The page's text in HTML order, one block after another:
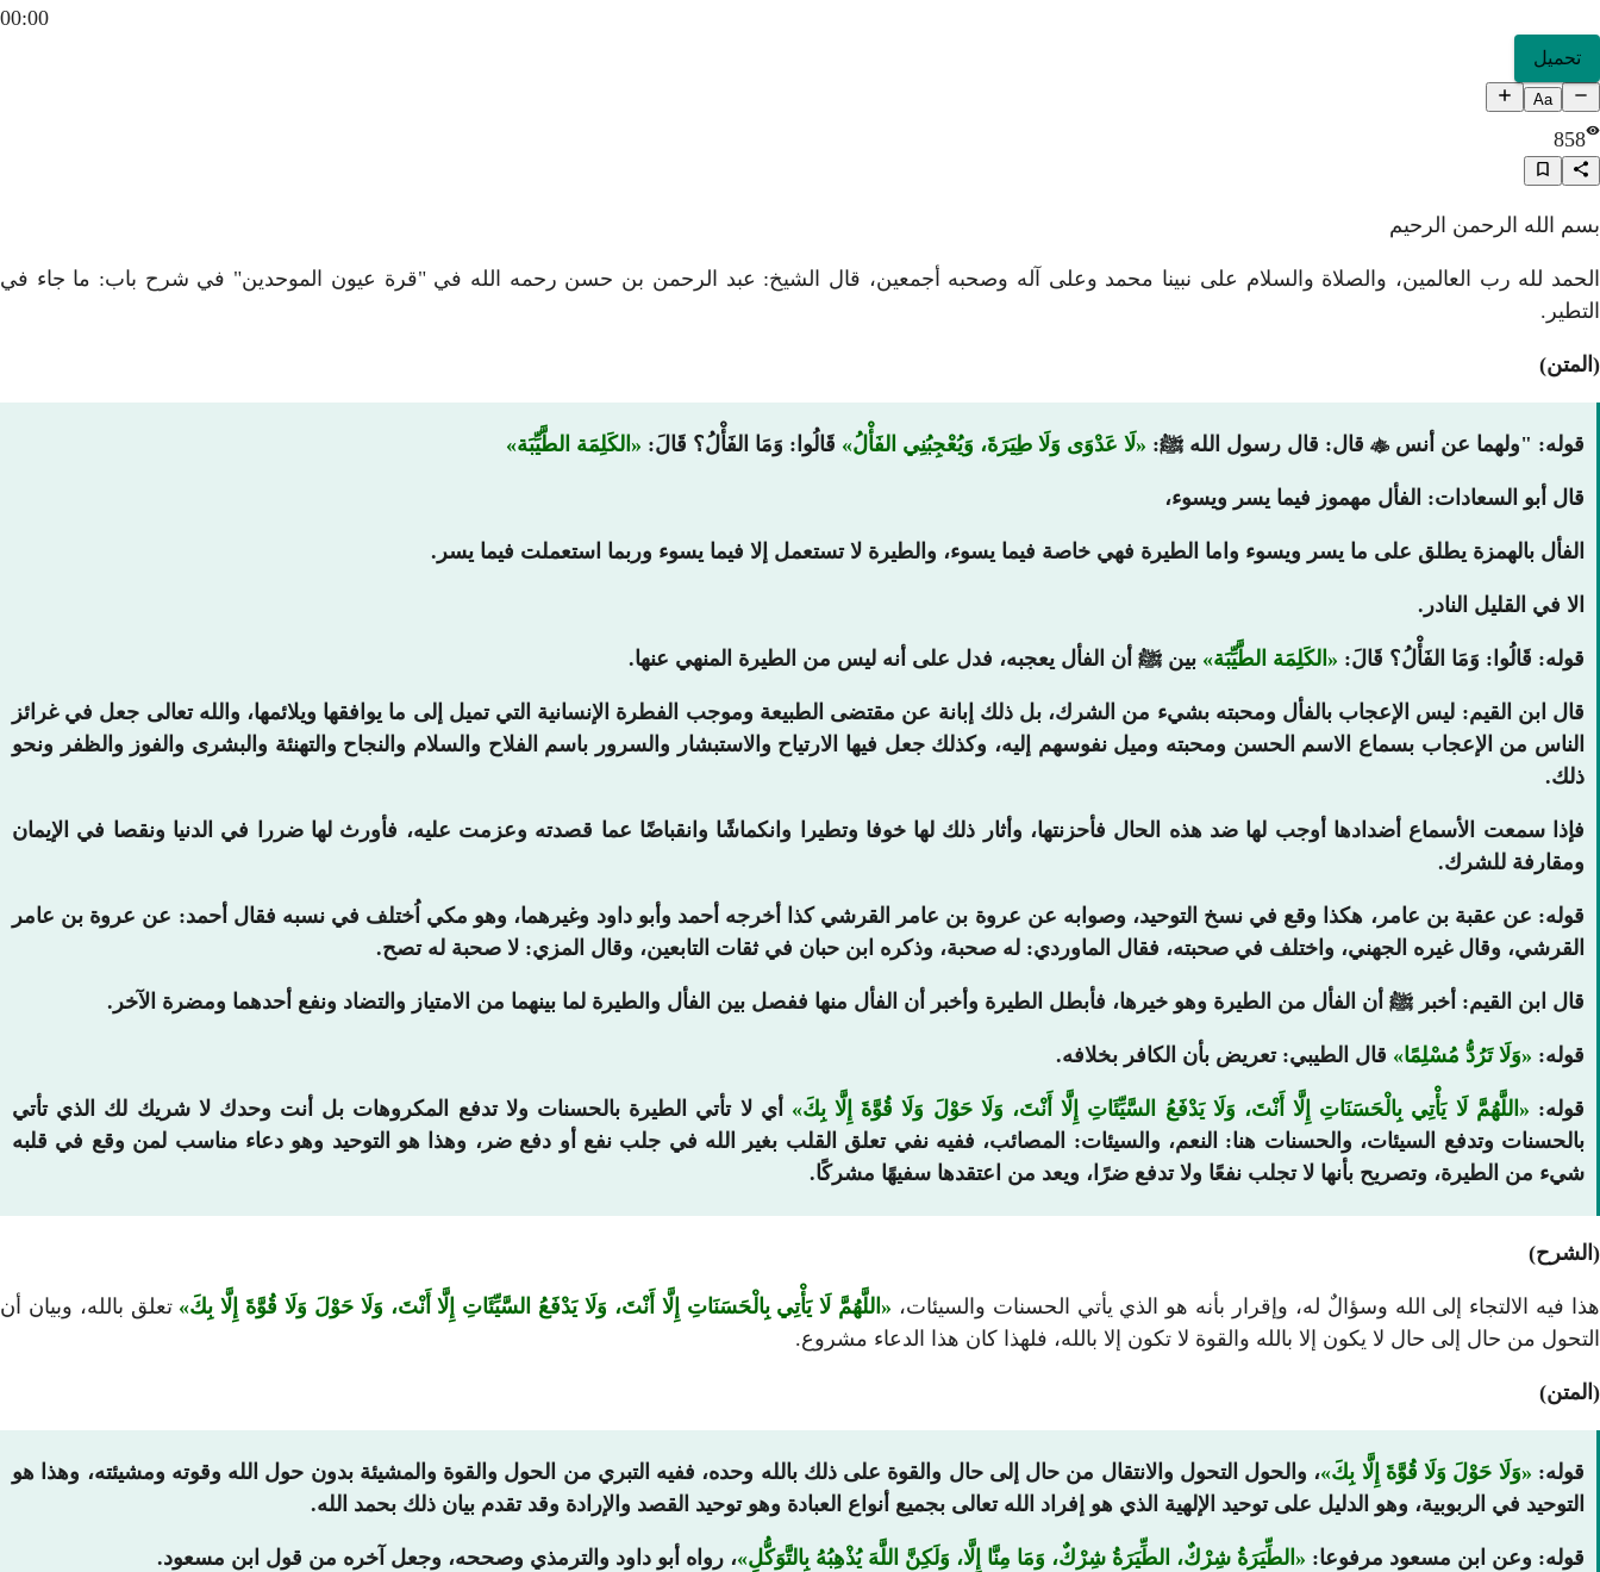
00:00
تحميل
Aa
858
بسم الله الرحمن الرحيم
الحمد لله رب العالمين، والصلاة والسلام على نبينا محمد وعلى آله وصحبه أجمعين، قال الشيخ: عبد الرحمن بن حسن رحمه الله في "قرة عيون الموحدين" في شرح باب: ما جاء في
التطير.
(المتن)
قوله: "ولهما عن أنس  قال: قال رسول الله ﷺ: لَا عَدْوَى وَلَا طِيَرَةَ، وَيُعْجِبُنِي الفَأْلُ قَالُوا: وَمَا الفَأْلُ؟ قَالَ: الكَلِمَة الطَّيِّبَة
قال أبو السعادات: الفأل مهموز فيما يسر ويسوء،
الفأل بالهمزة يطلق على ما يسر ويسوء واما الطيرة فهي خاصة فيما يسوء، والطيرة لا تستعمل إلا فيما يسوء وربما استعملت فيما يسر.
الا في القليل النادر.
قوله: قَالُوا: وَمَا الفَأْلُ؟ قَالَ: الكَلِمَة الطَّيِّبَة بين ﷺ أن الفأل يعجبه، فدل على أنه ليس من الطيرة المنهي عنها.
قال ابن القيم: ليس الإعجاب بالفأل ومحبته بشيء من الشرك، بل ذلك إبانة عن مقتضى الطبيعة وموجب الفطرة الإنسانية التي تميل إلى ما يوافقها ويلائمها، والله تعالى جعل في غرائز
الناس من الإعجاب بسماع الاسم الحسن ومحبته وميل نفوسهم إليه، وكذلك جعل فيها الارتياح والاستبشار والسرور باسم الفلاح والسلام والنجاح والتهنئة والبشرى والفوز والظفر ونحو
ذلك.
فإذا سمعت الأسماع أضدادها أوجب لها ضد هذه الحال فأحزنتها، وأثار ذلك لها خوفا وتطيرا وانكماشًا وانقباضًا عما قصدته وعزمت عليه، فأورث لها ضررا في الدنيا ونقصا في الإيمان
ومقارفة للشرك.
قوله: عن عقبة بن عامر، هكذا وقع في نسخ التوحيد، وصوابه عن عروة بن عامر القرشي كذا أخرجه أحمد وأبو داود وغيرهما، وهو مكي اُختلف في نسبه فقال أحمد: عن عروة بن عامر
القرشي، وقال غيره الجهني، واختلف في صحبته، فقال الماوردي: له صحبة، وذكره ابن حبان في ثقات التابعين، وقال المزي: لا صحبة له تصح.
قال ابن القيم: أخبر ﷺ أن الفأل من الطيرة وهو خيرها، فأبطل الطيرة وأخبر أن الفأل منها ففصل بين الفأل والطيرة لما بينهما من الامتياز والتضاد ونفع أحدهما ومضرة الآخر.
قوله: وَلَا تَرُدُّ مُسْلِمًا قال الطيبي: تعريض بأن الكافر بخلافه.
قوله: اللَّهُمَّ لَا يَأْتِي بِالْحَسَنَاتِ إِلَّا أَنْتَ، وَلَا يَدْفَعُ السَّيِّئَاتِ إِلَّا أَنْتَ، وَلَا حَوْلَ وَلَا قُوَّةَ إِلَّا بِكَ
أي لا تأتي الطيرة بالحسنات ولا تدفع المكروهات بل أنت وحدك لا شريك لك الذي تأتي
بالحسنات وتدفع السيئات، والحسنات هنا: النعم، والسيئات: المصائب، ففيه نفي تعلق القلب بغير الله في جلب نفع أو دفع ضر، وهذا هو التوحيد وهو دعاء مناسب لمن وقع في قلبه
شيء من الطيرة، وتصريح بأنها لا تجلب نفعًا ولا تدفع ضرًا، ويعد من اعتقدها سفيهًا مشركًا.
(الشرح)
هذا فيه الالتجاء إلى الله وسؤالٌ له، وإقرار بأنه هو الذي يأتي الحسنات والسيئات، اللَّهُمَّ لَا يَأْتِي بِالْحَسَنَاتِ إِلَّا أَنْتَ، وَلَا يَدْفَعُ السَّيِّئَاتِ إِلَّا أَنْتَ، وَلَا حَوْلَ وَلَا قُوَّةَ إِلَّا بِكَ
تعلق بالله، وبيان أن
التحول من حال إلى حال لا يكون إلا بالله والقوة لا تكون إلا بالله، فلهذا كان هذا الدعاء مشروع.
(المتن)
قوله: وَلَا حَوْلَ وَلَا قُوَّةَ إِلَّا بِكَ ، والحول التحول والانتقال من حال إلى حال والقوة على ذلك بالله وحده، ففيه التبري من الحول والقوة والمشيئة بدون حول الله وقوته ومشيئته، وهذا هو
التوحيد في الربوبية، وهو الدليل على توحيد الإلهية الذي هو إفراد الله تعالى بجميع أنواع العبادة وهو توحيد القصد والإرادة وقد تقدم بيان ذلك بحمد الله.
قوله: وعن ابن مسعود مرفوعا: الطِّيَرَةُ شِرْكٌ، الطِّيَرَةُ شِرْكٌ، وَمَا مِنَّا إِلَّا، وَلَكِنَّ اللَّهَ يُذْهِبُهُ بِالتَّوَكُّلِ ، رواه أبو داود والترمذي وصححه، وجعل آخره من قول ابن مسعود.